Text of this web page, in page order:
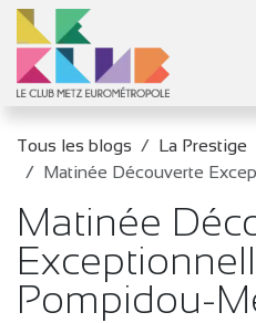
Se rendre au contenu
Tous les blogs
La Prestige
Matinée Découverte
Matinée
Pompidou-